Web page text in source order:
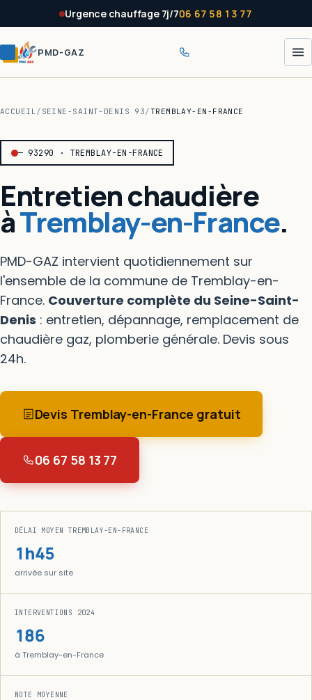
Urgence chauffage 7j/706 67 58 13 77
PMD-GAZ
ACCUEIL/ SEINE-SAINT-DENIS 93/TREMBLAY-EN-FRANCE
— 93290 · TREMBLAY-EN-FRANCE
Entretien chaudière
àTremblay-en-France.
PMD-GAZ intervient quotidiennement sur
l'ensemble de la commune de Tremblay-en-
France. Couverture complète du Seine-Saint-
Denis : entretien, dépannage, remplacement de
chaudière gaz, plomberie générale. Devis sous
24h.
Devis Tremblay-en-France gratuit
06 67 58 13 77
DÉLAI MOYEN TREMBLAY-EN-FRANCE
1h45
arrivée sur site
INTERVENTIONS 2024
186
à Tremblay-en-France
NOTE MOYENNE
Panneau de gestion des cookies